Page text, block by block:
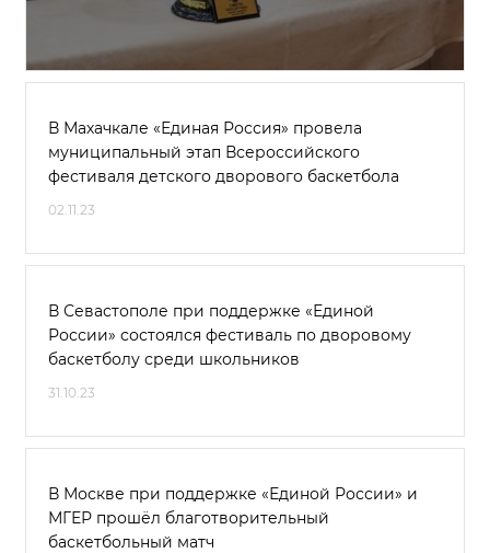
В Махачкале «Единая Россия» провела
муниципальный этап Всероссийского
фестиваля детского дворового баскетбола
02.11.23
В Севастополе при поддержке «Единой
России» состоялся фестиваль по дворовому
баскетболу среди школьников
31.10.23
В Москве при поддержке «Единой России» и
МГЕР прошёл благотворительный
баскетбольный матч